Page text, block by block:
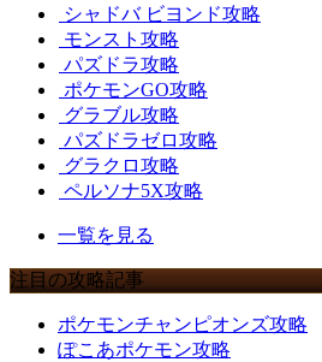
シャドバ ビヨンド攻略
モンスト攻略
パズドラ攻略
ポケモンGO攻略
グラブル攻略
パズドラゼロ攻略
グラクロ攻略
ペルソナ5X攻略
一覧を見る
注目の攻略記事
ポケモンチャンピオンズ攻略
ぽこあポケモン攻略